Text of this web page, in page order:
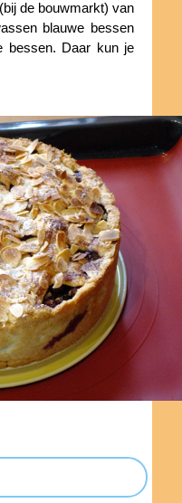
de bouwmarkt) van
blauwe bessen
bessen. Daar kun je